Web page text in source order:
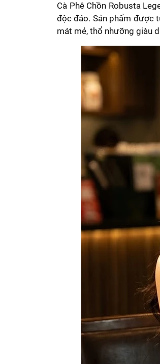
Cà Phê Chồn Robusta
độc đáo. Sản phẩm được
mát mẻ, thổ nhưỡng giàu